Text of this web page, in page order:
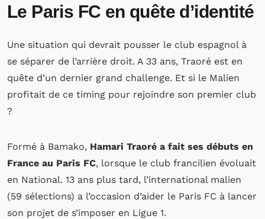
Le Paris FC en quête d’identité
Une situation qui devrait pousser le club espagnol à
se séparer de l’arrière droit. A 33 ans, Traoré est en
quête d’un dernier grand challenge. Et si le Malien
profitait de ce timing pour rejoindre son premier club
?
Formé à Bamako, Hamari Traoré a fait ses débuts en
France au Paris FC, lorsque le club francilien évoluait
en National. 13 ans plus tard, l’international malien
(59 sélections) a l’occasion d’aider le Paris FC à lancer
son projet de s’imposer en Ligue 1.